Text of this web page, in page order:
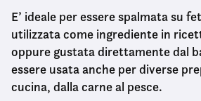
E’ ideale per essere spalmata su
utilizzata come ingrediente in
oppure gustata direttamente dal
essere usata anche per diverse
cucina, dalla carne al pesce.